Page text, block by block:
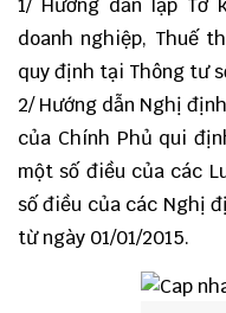
1/ Hướng dẫn lập Tờ
doanh nghiệp, Thuế
quy định tại Thông tư
2/ Hướng dẫn Nghị
của Chính Phủ qui
một số điều của các
số điều của các Nghị
từ ngày 01/01/2015.